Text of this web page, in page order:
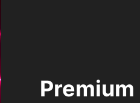
Premium